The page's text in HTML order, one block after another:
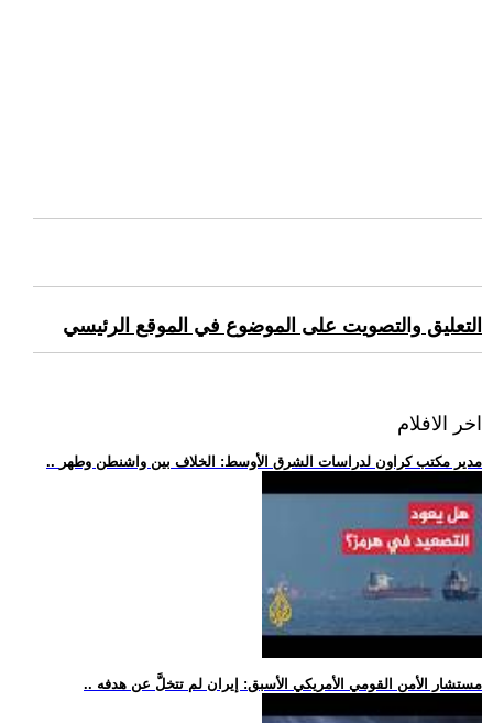
التعليق والتصويت على الموضوع في الموقع الرئيسي
اخر الافلام
.. مدير مكتب كراون لدراسات الشرق الأوسط: الخلاف بين واشنطن وطهر
.. مستشار الأمن القومي الأمريكي الأسبق: إيران لم تتخلَّ عن هدفه